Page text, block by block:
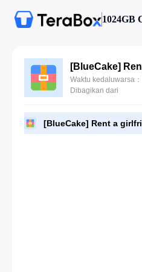
1024GB
Waktu kedaluwarsa
Dibagikan dari